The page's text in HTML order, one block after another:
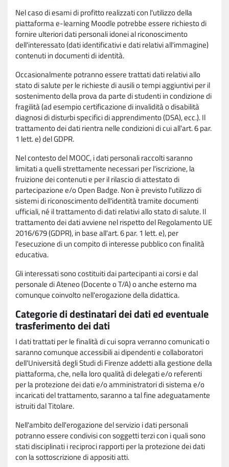
Nel caso di esami di profitto realizzati con l'utilizzo della
piattaforma e-learning Moodle potrebbe essere richiesto di
fornire ulteriori dati personali idonei al riconoscimento
dell'interessato (dati identificativi e dati relativi all'immagine)
contenuti in documenti di identità.
Occasionalmente potranno essere trattati dati relativi allo
stato di salute per le richieste di ausili o tempi aggiuntivi per il
sostenimento della prova da parte di studenti in condizione di
fragilità (ad esempio certificazione di invalidità o disabilità
diagnosi di disturbi specifici di apprendimento (DSA), ecc.). Il
trattamento dei dati rientra nelle condizioni di cui all'art. 6 par.
1 lett. e) del GDPR.
Nel contesto del MOOC, i dati personali raccolti saranno
limitati a quelli strettamente necessari per l'iscrizione, la
fruizione dei contenuti e per il rilascio di attestato di
partecipazione e/o Open Badge. Non è previsto l'utilizzo di
sistemi di riconoscimento dell'identità tramite documenti
ufficiali, né il trattamento di dati relativi allo stato di salute. Il
trattamento dei dati avviene nel rispetto del Regolamento UE
2016/679 (GDPR), in base all'art. 6 par. 1 lett. e), per
l'esecuzione di un compito di interesse pubblico con finalità
educativa.
Gli interessati sono costituiti dai partecipanti ai corsi e dal
personale di Ateneo (Docente o T/A) o anche esterno ma
comunque coinvolto nell'erogazione della didattica.
Categorie di destinatari dei dati ed eventuale
trasferimento dei dati
I dati trattati per le finalità di cui sopra verranno comunicati o
saranno comunque accessibili ai dipendenti e collaboratori
dell'Università degli Studi di Firenze addetti alla gestione della
piattaforma, che, nella loro qualità di delegati e/o referenti
per la protezione dei dati e/o amministratori di sistema e/o
incaricati del trattamento, saranno a tal fine adeguatamente
istruiti dal Titolare.
Nell'ambito dell'erogazione del servizio i dati personali
potranno essere condivisi con soggetti terzi con i quali sono
stati disciplinati i reciproci rapporti per la protezione dei dati
con la sottoscrizione di appositi atti.